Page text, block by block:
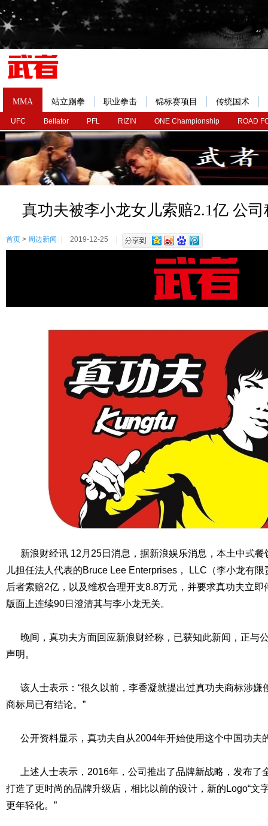
MMA
UFC Bellator PFL RIZIN ONE Championship ROAD
站立踢拳 职业拳击 锦标赛项目 传统国术
真功夫被李小龙女儿索赔2.1亿 公
首页 > 周边新闻 2019-12-25
新浪财经讯 12月25日消息，据新浪娱乐消息，本土中式餐
儿担任法人代表的Bruce Lee Enterprises， LLC（李小龙有
后者索赔2亿，以及维权合理开支8.8万元，并要求真功夫立
版面上连续90日澄清其与李小龙无关。
晚间，真功夫方面回应新浪财经称，已获知此新闻，正与
声明。
该人士表示：“很久以前，李香凝就提出过真功夫商标涉嫌
商标局已有结论。”
公开资料显示，真功夫自从2004年开始使用这个中国功夫
上述人士表示，2016年，公司推出了品牌新战略，发布了
打造了更时尚的品牌升级店，相比以前的设计，新的Logo“文
更年轻化。”